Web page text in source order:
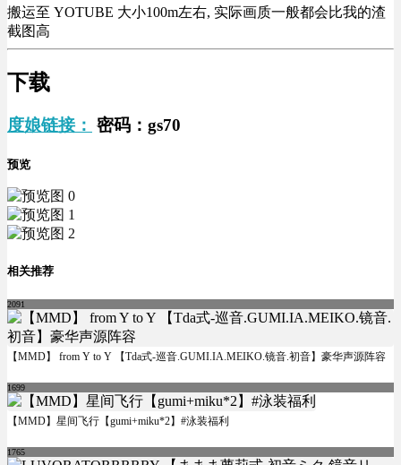
搬运至 YOTUBE 大小100m左右, 实际画质一般都会比我的渣
截图高
下载
度娘链接： 密码：gs70
预览
相关推荐
2091
【MMD】 from Y to Y 【Tda式-巡音.GUMI.IA.MEIKO.镜音.初音】豪华声源阵容
1699
【MMD】星间飞行【gumi+miku*2】#泳装福利
1765